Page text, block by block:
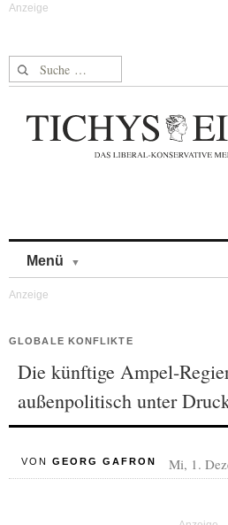
Suche nach:
Menü
GLOBALE KONFLIKTE
Die künftige Ampel-
außenpolitisch unter
VON GEORG GAFRON Mi, 1.